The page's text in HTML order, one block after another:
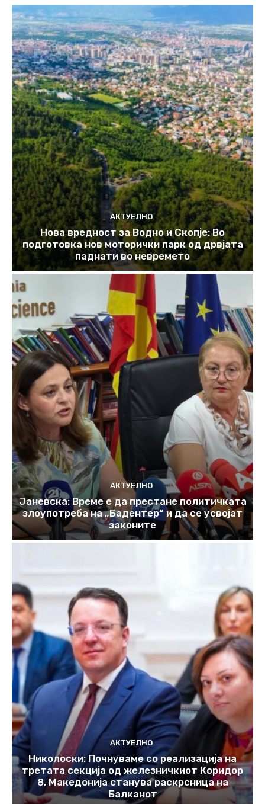
АКТУЕЛНО
Нова вредност за Водно и Скопје: Во
подготовка нов моторички парк од дрвјата
паднати во невремето
АКТУЕЛНО
Јаневска: Време е да престане политичката
злоупотреба на „Бадентер“ и да се усвојат
законите
АКТУЕЛНО
Николоски: Почнуваме со реализација на
третата секција од железничкиот Коридор
8, Македонија станува раскрсница на
Балканот